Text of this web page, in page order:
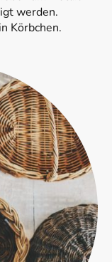
werden.
Körbchen.